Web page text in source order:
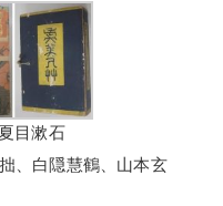
夏目漱石
、白隠慧鶴、山本玄